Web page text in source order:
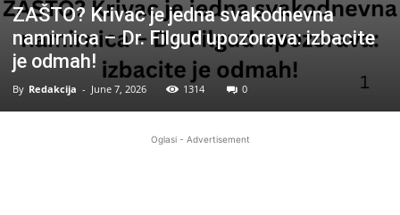
ZAŠTO? Krivac je jedna svakodnevna
namirnica – Dr. Filgud upozorava: izbacite
je odmah!
By Redakcija - June 7, 2026 1314 0
Oglasi - Advertisement